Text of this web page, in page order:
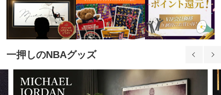
一押しのNBAグッズ
28.0cm
20,700円(税込)
20,700円(税込)
29.5cm